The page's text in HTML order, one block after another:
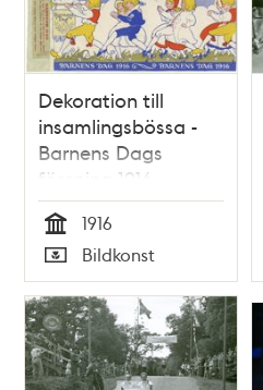
Dekoration till
insamlingsbössa -
Barnens Dags
förening 1916
Tid
1916
Typ
Bildkonst